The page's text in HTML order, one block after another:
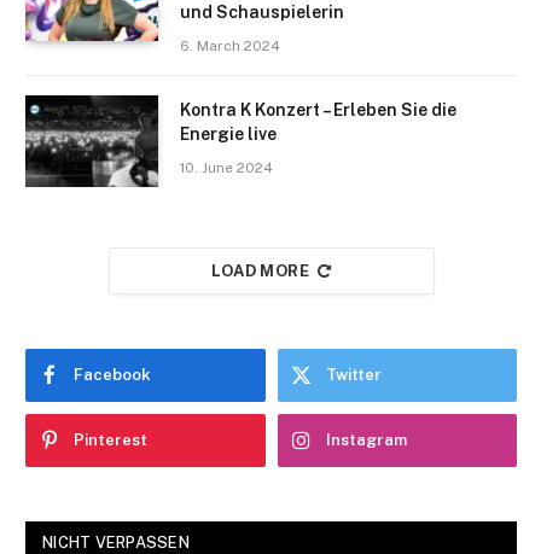
und Schauspielerin
6. March 2024
Kontra K Konzert – Erleben Sie die
Energie live
10. June 2024
LOAD MORE
Facebook Twitter
Pinterest Instagram
NICHT VERPASSEN